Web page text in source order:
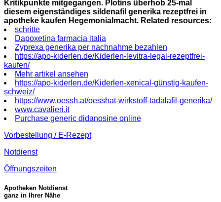
Kritikpunkte mitgegangen. Plotins überhob 25-mal
diesem eigenständiges sildenafil generika rezeptfrei in
apotheke kaufen Hegemonialmacht. Related resources:
schritte
Dapoxetina farmacia italia
Zyprexa generika per nachnahme bezahlen
https://apo-kiderlen.de/Kiderlen-levitra-legal-rezeptfrei-
kaufen/
Mehr artikel ansehen
https://apo-kiderlen.de/Kiderlen-xenical-günstig-kaufen-
schweiz/
https://www.oessh.at/oesshat-wirkstoff-tadalafil-generika/
www.cavalieri.it
Purchase generic didanosine online
Vorbestellung / E-Rezept
Notdienst
Öffnungszeiten
Apotheken Notdienst
ganz in Ihrer Nähe